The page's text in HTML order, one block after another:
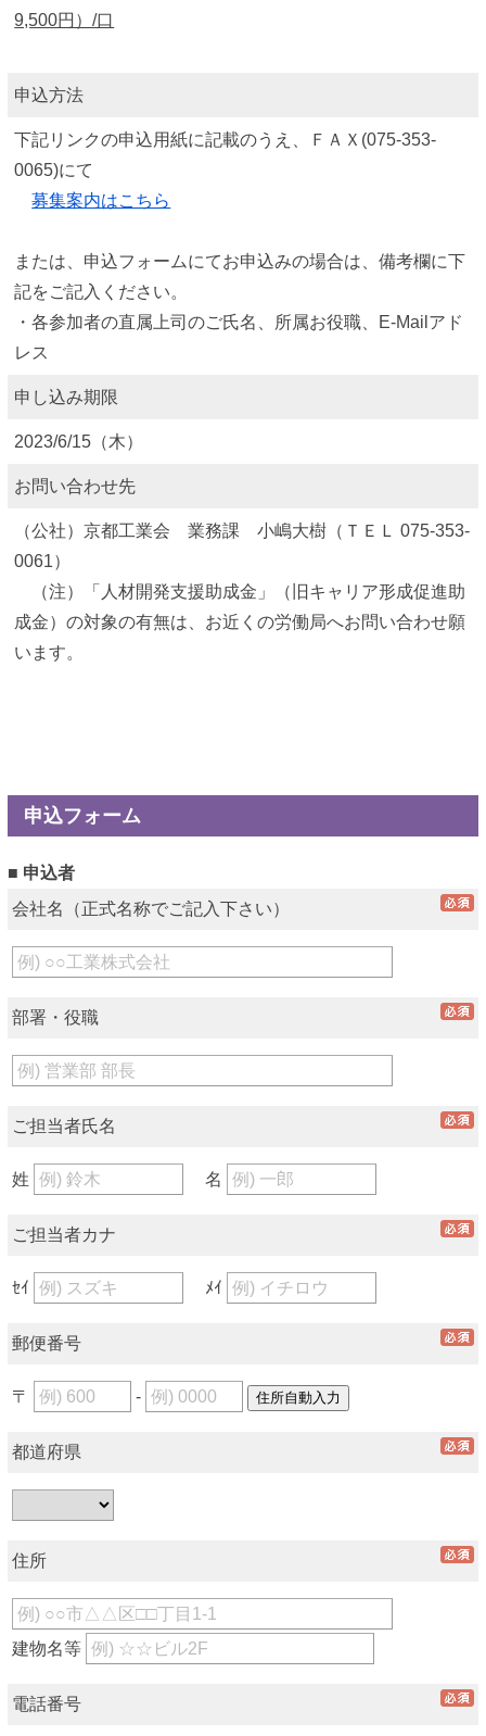
9,500円）/口
申込方法
下記リンクの申込用紙に記載のうえ、ＦＡＸ(075-353-
0065)にて
募集案内はこちら
または、申込フォームにてお申込みの場合は、備考欄に下
記をご記入ください。
・各参加者の直属上司のご氏名、所属お役職、E-Mailアド
レス
申し込み期限
2023/6/15（木）
お問い合わせ先
（公社）京都工業会 業務課 小嶋大樹（ＴＥＬ 075-353-
0061）
（注）「人材開発支援助成金」（旧キャリア形成促進助
成金）の対象の有無は、お近くの労働局へお問い合わせ願
います。
申込フォーム
■ 申込者
会社名（正式名称でご記入下さい）
部署・役職
ご担当者氏名
姓 名
ご担当者カナ
ｾｲ ﾒｲ
郵便番号
〒 -
都道府県
住所
建物名等
電話番号